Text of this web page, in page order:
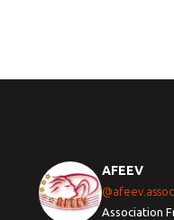
AFEEV
Association